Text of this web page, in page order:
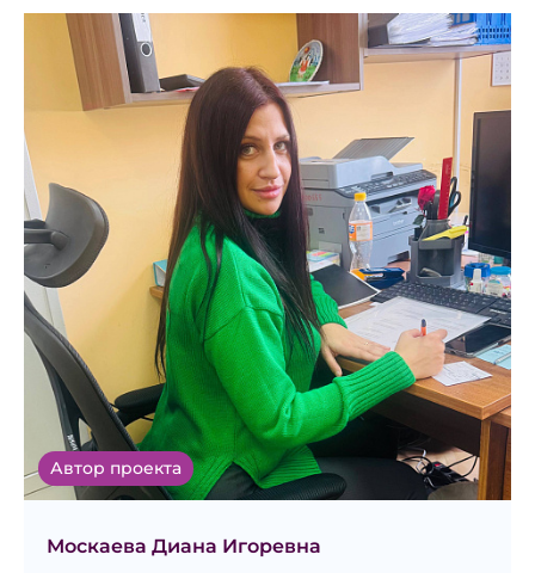
Автор проекта
Москаева Диана Игоревна